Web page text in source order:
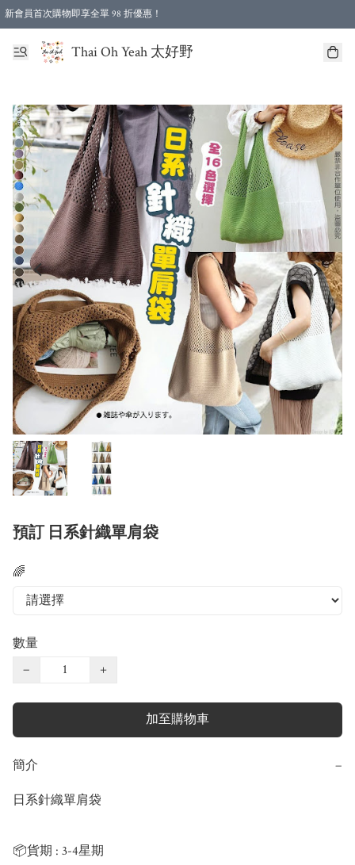
新會員首次購物即享全單 98 折優惠！
特選會員可享全單低至 96 折優惠！
Thai Oh Yeah 太好野
預訂 日系針織單肩袋
🌈
數量
−
+
加至購物車
簡介 −
日系針織單肩袋
📦貨期 : 3-4星期